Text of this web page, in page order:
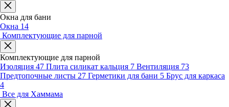
Окна для бани
Окна 14
Комплектующие для парной
Комплектующие для парной
Изоляция 47 Плита силикат кальция 7 Вентиляция 73
Предтопочные листы 27 Герметики для бани 5 Брус для каркаса
4
Все для Хаммама